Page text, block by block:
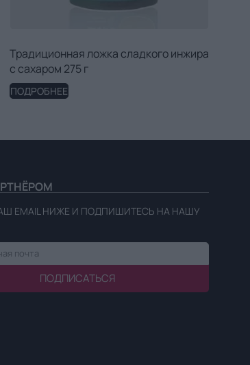
Традиционная ложка сладкого инжира
с сахаром 275 г
ПОДРОБНЕЕ
EMAIL НИЖЕ И ПОДПИШИТЕСЬ НА НАШУ
ПОДПИСАТЬСЯ